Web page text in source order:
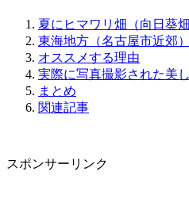
夏にヒマワリ畑（向日葵
東海地方（名古屋市近郊
オススメする理由
実際に写真撮影された美
まとめ
関連記事
スポンサーリンク